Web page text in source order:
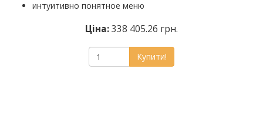
интуитивно понятное меню
Ціна:338 405.26 грн.
Купити!